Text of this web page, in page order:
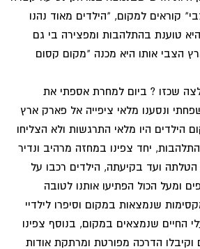
קוראים למקום, "הילדים מאוד נהנו
טוענת בהתלהבות ומפצירה בי גם
הצבי אותו היא מכנה "מקום קסום
שכזו ? ביום למחרת אספתי את
ונסענו מלאי ציפייה אל פארק ארץ
הילדים היו מלאי התרגשות ולא הצליחו
יחד צפינו במחזה מרהיב ונדיר
ועד בקיעתה, הילדים רכבו על
ומעל הכול הפתיעו אותנו לטובה
שנמצאות במקום וסיפרו לילדיי
החיים שנמצאים במקום, בנוסף צפינו
וקיבלו הדרכה מפורטת ומרתקת אודות